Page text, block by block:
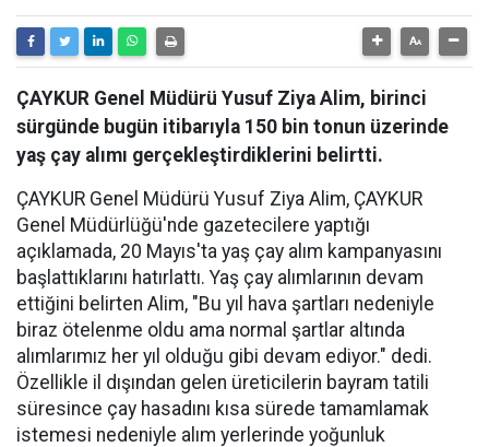
ÇAYKUR Genel Müdürü Yusuf Ziya Alim, birinci
sürgünde bugün itibarıyla 150 bin tonun üzerinde
yaş çay alımı gerçekleştirdiklerini belirtti.
ÇAYKUR Genel Müdürü Yusuf Ziya Alim, ÇAYKUR
Genel Müdürlüğü'nde gazetecilere yaptığı
açıklamada, 20 Mayıs'ta yaş çay alım kampanyasını
başlattıklarını hatırlattı. Yaş çay alımlarının devam
ettiğini belirten Alim, "Bu yıl hava şartları nedeniyle
biraz ötelenme oldu ama normal şartlar altında
alımlarımız her yıl olduğu gibi devam ediyor." dedi.
Özellikle il dışından gelen üreticilerin bayram tatili
süresince çay hasadını kısa sürede tamamlamak
istemesi nedeniyle alım yerlerinde yoğunluk